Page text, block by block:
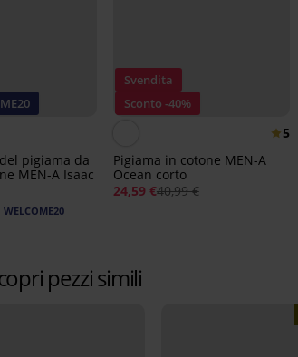
pigiama da
MEN-A Isaac
WELCOME20
Svendita
Sconto -40%
5
Pigiama in cotone MEN-A
Ocean corto
24,59 €40,99 €
pezzi simili